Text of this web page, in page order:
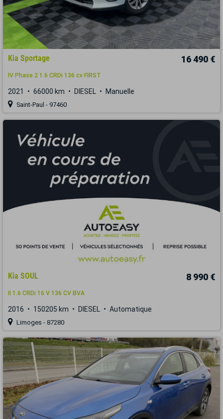
Kia Sportage 16 490 €
IV Phase 2 1.6 CRDi 136 cv FIRST
2021 66000 km DIESEL Manuelle
Saint-Paul - 97460
Kia SOUL 8 990 €
II 1.6 CRDi 16 V 136 CV BVA
2016 150205 km DIESEL Automatique
Limoges - 87280